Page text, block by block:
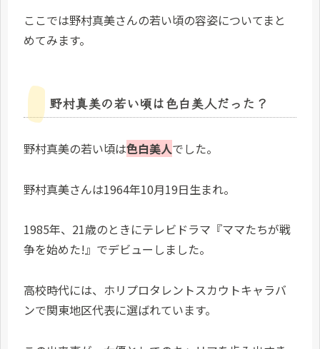
ここでは野村真美さんの若い頃の容姿についてまと
めてみます。
野村真美の若い頃は色白美人だった？
野村真美の若い頃は色白美人でした。
野村真美さんは1964年10月19日生まれ。
1985年、21歳のときにテレビドラマ『ママたちが戦
争を始めた!』でデビューしました。
高校時代には、ホリプロタレントスカウトキャラバ
ンで関東地区代表に選ばれています。